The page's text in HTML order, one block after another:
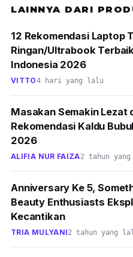
LAINNYA DARI
12 Rekomendasi Laptop
Ringan/Ultrabook
Indonesia 2026
VITTO4 hari yang lalu
Masakan Semakin Lezat
Rekomendasi Kaldu
2026
ALIFIA NUR FAIZA2 tahun
Anniversary Ke 5,
Beauty Enthusiasts
Kecantikan
TRIA MULYANI2 tahun yang